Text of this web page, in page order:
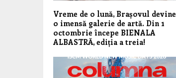
Vreme de o lună, Brașovul devine
o imensă galerie de artă. Din 1
octombrie începe BIENALA
ALBASTRĂ, ediția a treia!